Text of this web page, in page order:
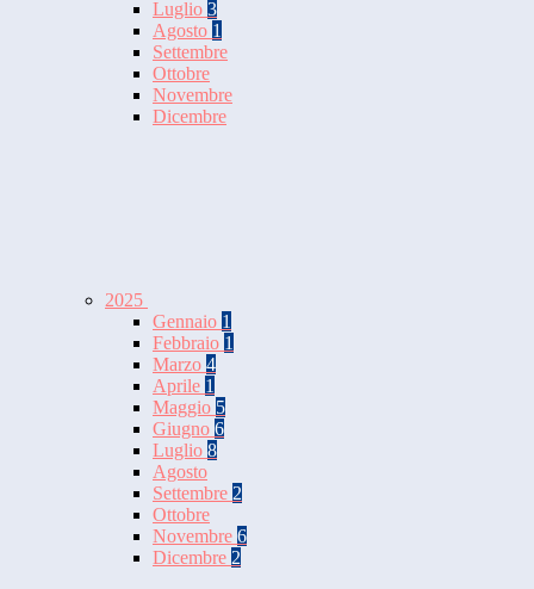
Luglio 3
Agosto 1
Settembre
Ottobre
Novembre
Dicembre
2025
Gennaio 1
Febbraio 1
Marzo 4
Aprile 1
Maggio 5
Giugno 6
Luglio 8
Agosto
Settembre 2
Ottobre
Novembre 6
Dicembre 2